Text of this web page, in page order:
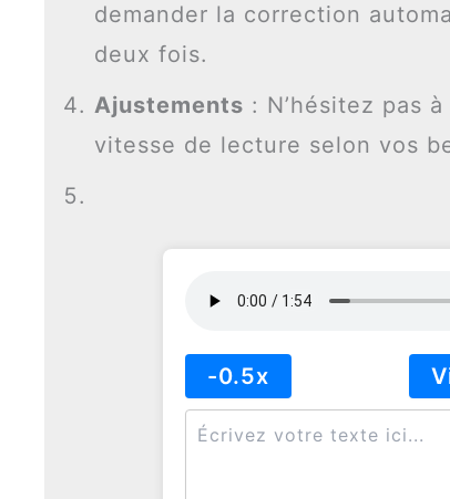
demander la correction
deux fois.
Ajustements : N’hésitez pas
vitesse de lecture selon vos
-0.5x